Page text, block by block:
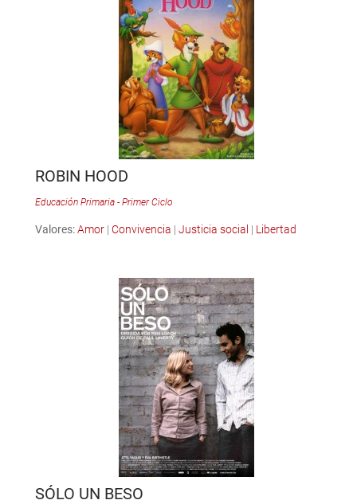
ROBIN HOOD
Educación Primaria - Primer Ciclo
Valores:Amor| Convivencia | Justicia social | Libertad
SÓLO UN BESO